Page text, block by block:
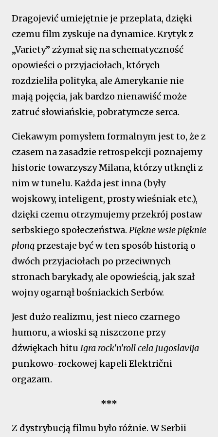
Dragojević umiejętnie je przeplata, dzięki
czemu film zyskuje na dynamice. Krytyk z
„Variety” zżymał się na schematyczność
opowieści o przyjaciołach, których
rozdzieliła polityka, ale Amerykanie nie
mają pojęcia, jak bardzo nienawiść może
zatruć słowiańskie, pobratymcze serca.
Ciekawym pomysłem formalnym jest to, że z
czasem na zasadzie retrospekcji poznajemy
historie towarzyszy Milana, którzy utknęli z
nim w tunelu. Każda jest inna (były
wojskowy, inteligent, prosty wieśniak etc.),
dzięki czemu otrzymujemy przekrój postaw
serbskiego społeczeństwa. Piękne wsie pięknie
płoną przestaje być w ten sposób historią o
dwóch przyjaciołach po przeciwnych
stronach barykady, ale opowieścią, jak szał
wojny ogarnął bośniackich Serbów.
Jest dużo realizmu, jest nieco czarnego
humoru, a wioski są niszczone przy
dźwiękach hituIgra rock'n'roll cela Jugoslavija
punkowo-rockowej kapeli Električni
orgazam.
***
Z dystrybucją filmu było różnie. W Serbii